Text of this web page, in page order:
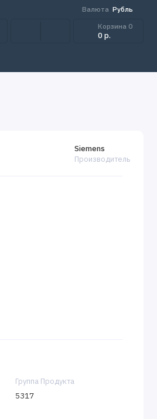
Валюта Рубль
Корзина 0
0 р.
Siemens
Производитель
Группа Продукта
5317